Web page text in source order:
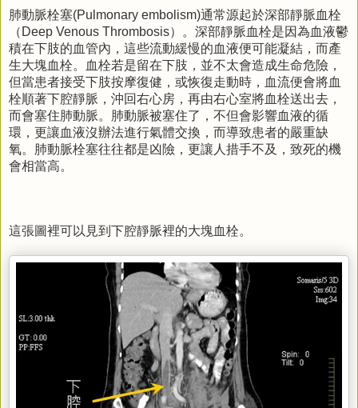
肺動脈栓塞(Pulmonary embolism)通常源起於深部靜脈血栓
（ Deep Venous Thrombosis）。深部靜脈血栓是因為血液鬱
積在下肢的血管內，這些流動緩慢的血液便可能凝結，而產
生大塊血栓。血栓若是留在下肢，並不太會造成生命危險，
但當患者接受下肢按摩復健，或恢復走動時，血流便會將血
栓順著下腔靜脈，沖回右心房，再由右心室將血栓送出去，
而會塞住肺動脈。肺動脈被塞住了，不但會影響血液的循
環，更讓血液沒辦法進行氣體交換，而導致患者的嚴重缺
氧。肺動脈栓塞往往都是凶險，更讓人措手不及，致死的機
會相當高。
這張圖裡可以見到下腔靜脈裡的大塊血栓。